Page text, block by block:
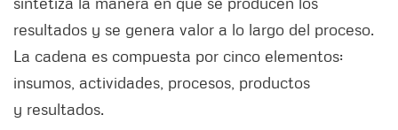
resultados y se genera valor a lo largo del proceso.
La cadena es compuesta por cinco elementos:
insumos, actividades, procesos, productos
y resultados.